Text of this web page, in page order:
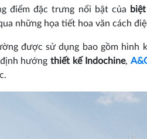
điểm đặc trưng nổi bật của
những họa tiết hoa văn cách
được sử dụng bao gồm hình
hướngthiết kế Indochine,